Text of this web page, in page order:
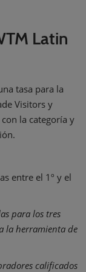
Latin
tasa para la
Visitors y
la categoría y
entre el 1º y el
para los tres
la herramienta de
calificados